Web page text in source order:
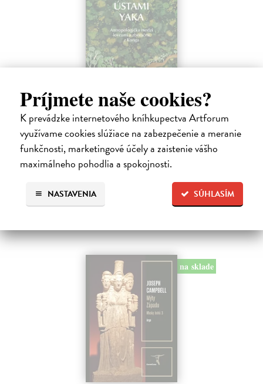
Príjmete naše cookies?
K prevádzke internetového kníhkupectva Artforum
využívame cookies slúžiace na zabezpečenie a meranie
funkčnosti, marketingové účely a zaistenie vášho
maximálneho pohodlia a spokojnosti.
SÚHLASÍM
NASTAVENIA
Hovor ústami Yaka
Bombjaková Daša| Kniha
Ich deti denne prejdú rukami aj dvadsiatich rôznych ľudí. Nepoznajú
koncept viny, netolerujú chvastanie a namiesto o vzdelávaní hovoria o
zdieľaní múdrosti a dozrievaní.
Na sklade
16,06 €
na sklade